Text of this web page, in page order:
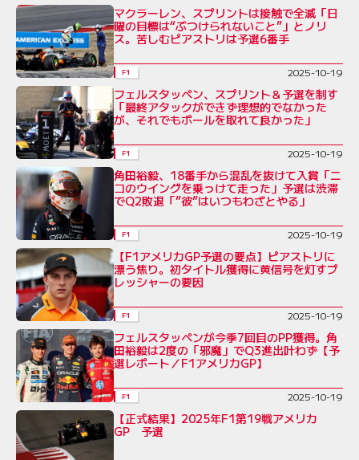
マクラーレン、スプリントは接触で全滅「日
曜の目標は“ぶつけられないこと”」とノリ
ス。苦しむピアストリは予選6番手
F1 2025-10-19
フェルスタッペン、スプリント＆予選を制す
「最終アタックができず理想的でなかった
が、それでもポールを取れて良かった」
F1 2025-10-19
角田裕毅、18番手から混乱を抜けて入賞「ニ
コのウイングを乗っけて走った」予選は渋滞
でQ2敗退「”彼”はいつもわざとやる」
F1 2025-10-19
【F1アメリカGP予選の要点】ピアストリに
漂う焦り。初タイトル獲得に黄信号を灯すプ
レッシャーの要因
F1 2025-10-19
フェルスタッペンが今季7回目のPP獲得。角
田裕毅は2度の「邪魔」でQ3進出叶わず【予
選レポート／F1アメリカGP】
F1 2025-10-19
【正式結果】2025年F1第19戦アメリカ
GP 予選